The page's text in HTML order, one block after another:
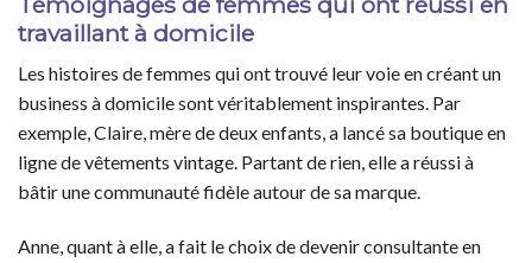
travaillant à domicile
Les histoires de femmes qui ont trouvé leur voie en créant un
business à domicile sont véritablement inspirantes. Par
exemple, Claire, mère de deux enfants, a lancé sa boutique en
ligne de vêtements vintage. Partant de rien, elle a réussi à
bâtir une communauté fidèle autour de sa marque.
Anne, quant à elle, a fait le choix de devenir consultante en